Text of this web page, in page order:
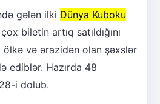
gələn ilki Dünya Kuboku
biletin artıq satıldığını
ölkə və ərazidən olan şəxslər
ediblər. Hazırda 48
i dolub.